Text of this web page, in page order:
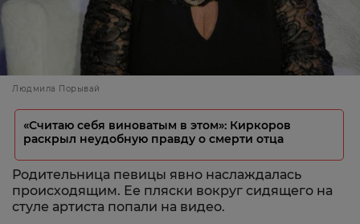
Людмила Порывай
«Считаю себя виноватым в этом»: Киркоров
раскрыл неудобную правду о смерти отца
Родительница певицы явно наслаждалась
происходящим. Ее пляски вокруг сидящего на
стуле артиста попали на видео.